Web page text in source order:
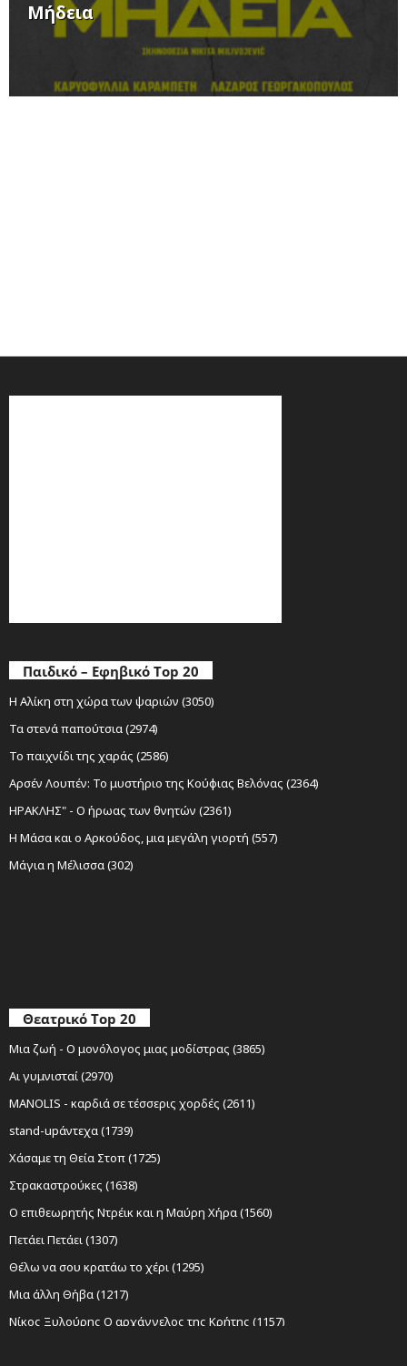
Μήδεια
Παιδικό – Εφηβικό Top 20
Η Αλίκη στη χώρα των ψαριών (3050)
Τα στενά παπούτσια (2974)
Το παιχνίδι της χαράς (2586)
Αρσέν Λουπέν: Το μυστήριο της Κούφιας Βελόνας (2364)
ΗΡΑΚΛΗΣ" - Ο ήρωας των θνητών (2361)
Η Μάσα και ο Αρκούδος, μια μεγάλη γιορτή (557)
Μάγια η Μέλισσα (302)
Θεατρικό Top 20
Μια ζωή - Ο μονόλογος μιας μοδίστρας (3865)
Αι γυμνισταί (2970)
MANOLIS - καρδιά σε τέσσερις χορδές (2611)
stand-upάντεχα (1739)
Χάσαμε τη Θεία Στοπ (1725)
Στρακαστρούκες (1638)
Ο επιθεωρητής Ντρέικ και η Μαύρη Χήρα (1560)
Πετάει Πετάει (1307)
Θέλω να σου κρατάω το χέρι (1295)
Μια άλλη Θήβα (1217)
Νίκος Ξυλούρης Ο αρχάγγελος της Κρήτης (1157)